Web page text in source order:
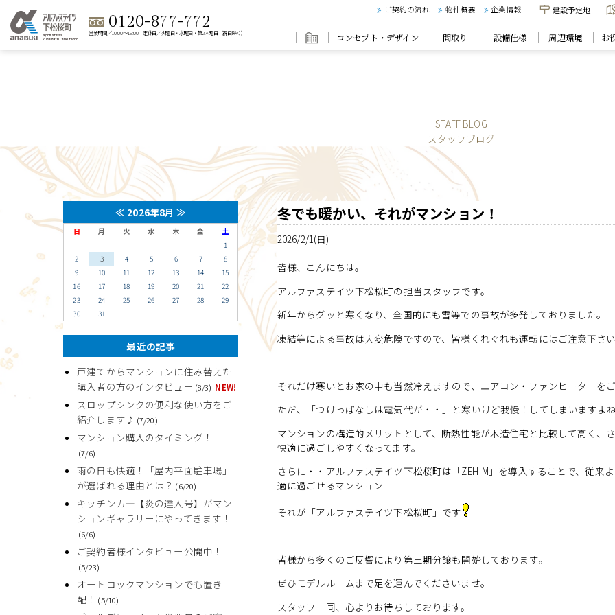
0120-877-772
営業時間／10:00～18:00 定休日／火曜日・水曜日・第2木曜日（祝日除く）
ご契約の流れ 物件概要 企業情報 建設予定地
コンセプト・デザイン 間取り 設備仕様 周辺環境 お
STAFF BLOG
スタッフブログ
冬でも暖かい、それがマンション！
2026/2/1(日)
皆様、こんにちは。
アルファステイツ下松桜町の担当スタッフです。
新年からグッと寒くなり、全国的にも雪等での事故が多発しておりました。
凍結等による事故は大変危険ですので、皆様くれぐれも運転にはご注意下さ
それだけ寒いとお家の中も当然冷えますので、エアコン・ファンヒーターを
ただ、「つけっぱなしは電気代が・・」と寒いけど我慢！してしまいますよ
マンションの構造的メリットとして、断熱性能が木造住宅と比較して高く
快適に過ごしやすくなってます。
さらに・・アルファステイツ下松桜町は「ZEH-M」を導入することで、従
適に過ごせるマンション
それが「アルファステイツ下松桜町」です
皆様から多くのご反響により第三期分譲も開始しております。
ぜひモデルルームまで足を運んでくださいませ。
スタッフ一同、心よりお待ちしております。
≪ 2026年8月≫
日 月 火 水 木 金
土
1
2
3 4 5 6 7
8
9
10 11 12 13 14
15
16
17 18 19 20 21
22
23
24 25 26 27 28
29
30
31
最近の記事
戸建てからマンションに住み替えた
購入者の方のインタビュー (8/3) NEW!
スロップシンクの便利な使い方をご
紹介します♪ (7/20)
マンション購入のタイミング！
(7/6)
雨の日も快適！「屋内平面駐車場」
が選ばれる理由とは？ (6/20)
キッチンカ―【炎の達人号】がマン
ションギャラリーにやってきます！
(6/6)
ご契約者様インタビュー公開中！
(5/23)
オートロックマンションでも置き
配！ (5/10)